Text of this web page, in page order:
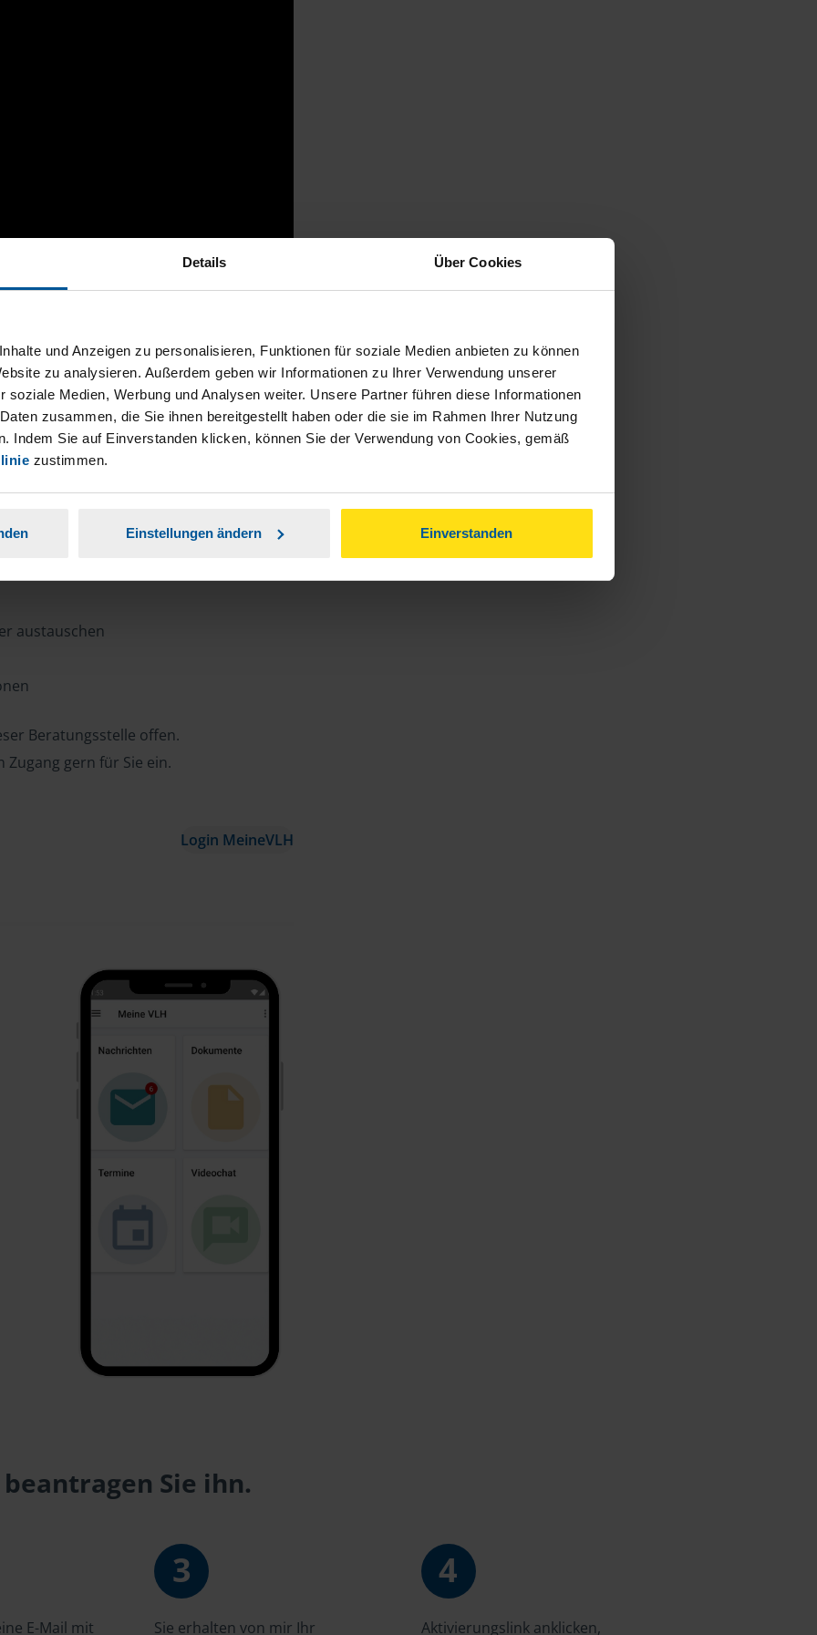
Details Über Cookies
und Anzeigen zu personalisieren, Funktionen für soziale Medien anbieten zu können
zu analysieren. Außerdem geben wir Informationen zu Ihrer Verwendung unserer
soziale Medien, Werbung und Analysen weiter. Unsere Partner führen diese Informationen
zusammen, die Sie ihnen bereitgestellt haben oder die sie im Rahmen Ihrer Nutzung
Indem Sie auf Einverstanden klicken, können Sie der Verwendung von Cookies, gemäß
zustimmen.
Einstellungen ändern Einverstanden
Zeit und Porto sparen und jederzeit
austauschen
Beratungsstelle offen.
gern für Sie ein.
Login MeineVLH
Sie ihn.
E-Mail mit
3
Sie erhalten von mir Ihr
4
Aktivierungslink anklicken,